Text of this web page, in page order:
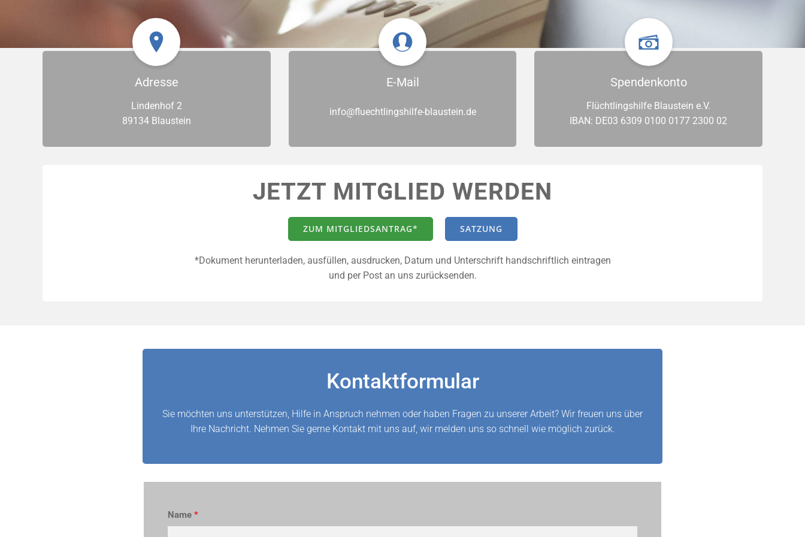
Adresse
Lindenhof 2
89134 Blaustein
E-Mail
info@fluechtlingshilfe-blaustein.de
Spendenkonto
Flüchtlingshilfe Blaustein e.V.
IBAN: DE03 6309 0100 0177 2300 02
JETZT MITGLIED WERDEN
ZUM MITGLIEDSANTRAG* SATZUNG
*Dokument herunterladen, ausfüllen, ausdrucken, Datum und Unterschrift handschriftlich eintragen
und per Post an uns zurücksenden.
Kontaktformular
Sie möchten uns unterstützen, Hilfe in Anspruch nehmen oder haben Fragen zu unserer Arbeit? Wir freuen uns über
Ihre Nachricht. Nehmen Sie gerne Kontakt mit uns auf, wir melden uns so schnell wie möglich zurück.
Name *